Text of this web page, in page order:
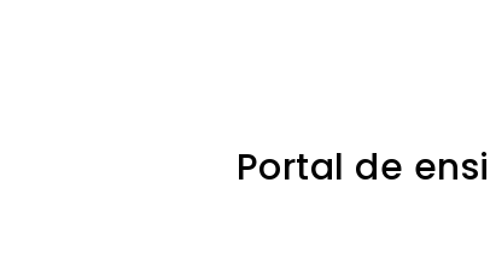
Portal de